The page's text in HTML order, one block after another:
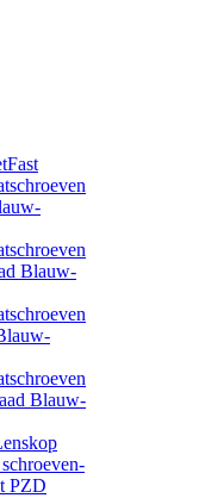
Blauw-
Blauw-
PZD